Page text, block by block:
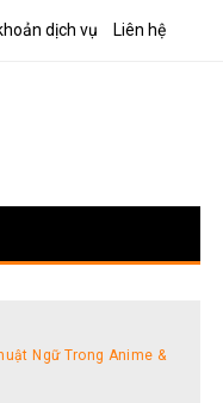
dịch vụ Liên hệ
Ngữ Trong Anime &